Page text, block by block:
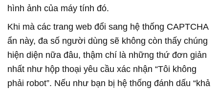
hình ảnh của máy tính đó.
Khi mà các trang web đổi sang hệ thống CAPTCHA
ẩn này, đa số người dùng sẽ không còn thấy chúng
hiện diện nữa đâu, thậm chí là những thứ đơn giản
nhất như hộp thoại yêu cầu xác nhận “Tôi không
phải robot”. Nếu như bạn bị hệ thống đánh dấu “khả